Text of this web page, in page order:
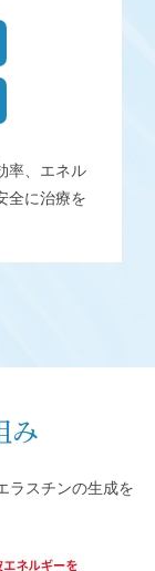
率、エネル
全に治療を
み
ラスチンの生成を